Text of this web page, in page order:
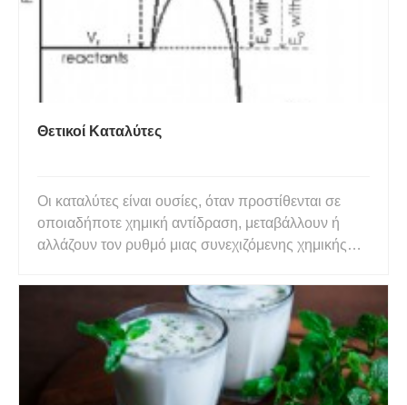
Θετικοί Καταλύτες
Οι καταλύτες είναι ουσίες, όταν προστίθενται σε
οποιαδήποτε χημική αντίδραση, μεταβάλλουν ή
αλλάζουν τον ρυθμό μιας συνεχιζόμενης χημικής
παράγοντες μεταβολής της ταχύτητας
οποιασδήποτε χημικής αντίδρασης. Οι καταλύτες
είναι δύο τύπων - θετικοί και αρνητ